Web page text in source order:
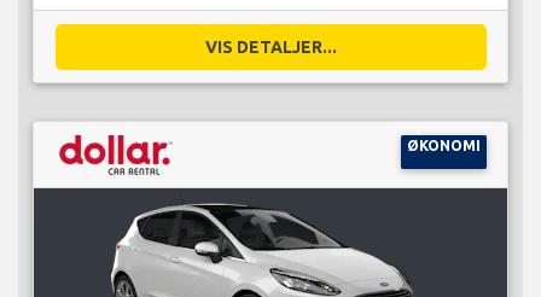
VIS DETALJER...
ØKONOMI